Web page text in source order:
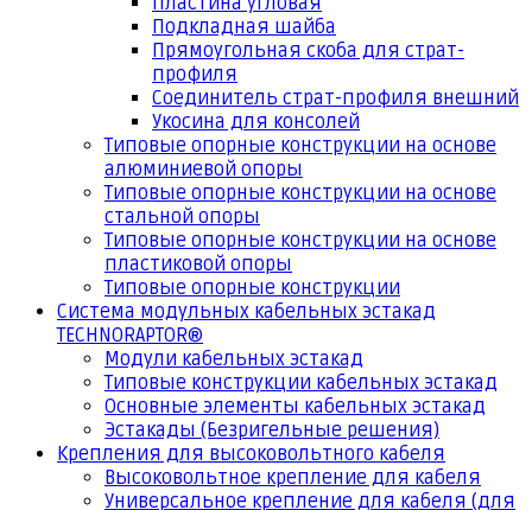
Подкладная шайба
Прямоугольная скоба для страт-
профиля
Соединитель страт-профиля внешний
Укосина для консолей
Типовые опорные конструкции на основе
алюминиевой опоры
Типовые опорные конструкции на основе
стальной опоры
Типовые опорные конструкции на основе
пластиковой опоры
Типовые опорные конструкции
Система модульных кабельных эстакад
TECHNORAPTOR®
Модули кабельных эстакад
Типовые конструкции кабельных эстакад
Основные элементы кабельных эстакад
Эстакады (Безригельные решения)
Крепления для высоковольтного кабеля
Высоковольтное крепление для кабеля
Универсальное крепление для кабеля (для